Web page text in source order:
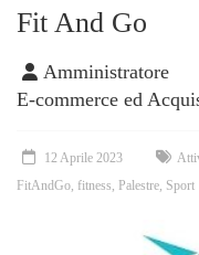
Fit And Go
Amministratore
E-commerce ed
12 Aprile 2023
FitAndGo fitness Palestre Sport